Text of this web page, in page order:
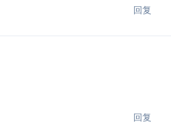
回复
回复